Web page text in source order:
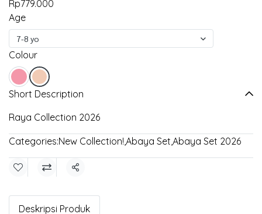
Rp779.000
Age
7-8 yo
Colour
Short Description
Raya Collection 2026
Categories:New Collection!,Abaya Set,Abaya Set 2026
Share
Deskripsi Produk